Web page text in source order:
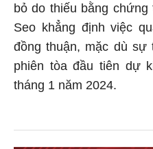
bỏ do thiếu bằng
Seo khẳng định việc
đồng thuận, mặc dù
phiên tòa đầu tiên dự
tháng 1 năm 2024.